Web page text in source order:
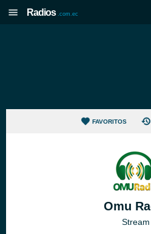
Radios .com.ec
FAVORITOS
Omu
Stream